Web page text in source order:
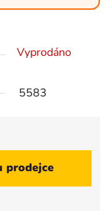
Vyprodáno
5583
prodejce